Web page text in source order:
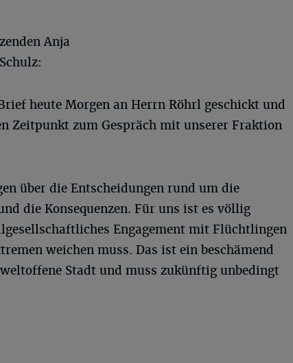
Anja
heute Morgen an Herrn Röhrl geschickt und
Zeitpunkt zum Gespräch mit unserer Fraktion
über die Entscheidungen rund um die
die Konsequenzen. Für uns ist es völlig
Engagement mit Flüchtlingen
weichen muss. Das ist ein beschämend
Stadt und muss zukünftig unbedingt